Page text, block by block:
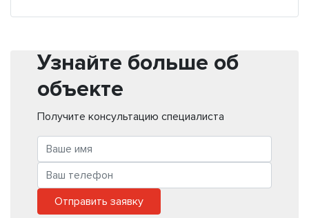
Узнайте больше об
объекте
Получите консультацию специалиста
Отправить заявку